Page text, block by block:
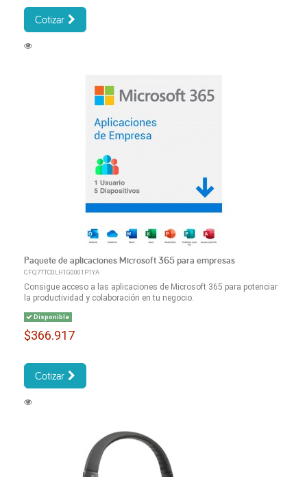
Cotizar
Paquete de aplicaciones Microsoft 365 para empresas
CFQ7TTC0LH1G0001P1YA
Consigue acceso a las aplicaciones de Microsoft 365 para potenciar
la productividad y colaboración en tu negocio.
Disponible
$366.917
Cotizar